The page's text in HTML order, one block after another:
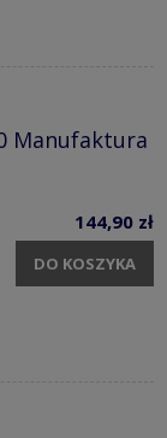
Manufaktura
144,90 zł
DO KOSZYKA